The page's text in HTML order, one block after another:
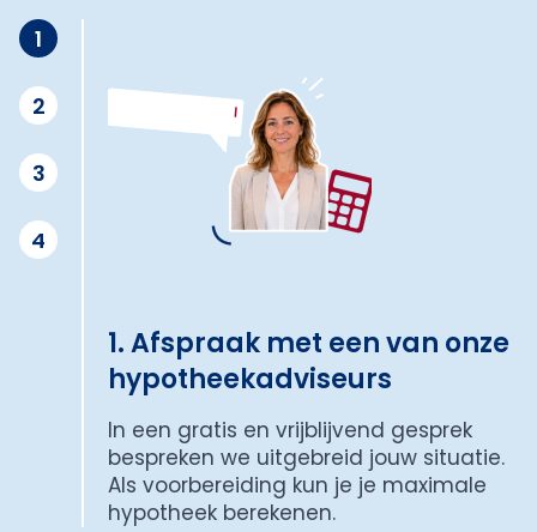
1
2
3
4
1. Afspraak met een van onze
hypotheekadviseurs
In een gratis en vrijblijvend gesprek
bespreken we uitgebreid jouw situatie.
Als voorbereiding kun je je maximale
hypotheek berekenen.